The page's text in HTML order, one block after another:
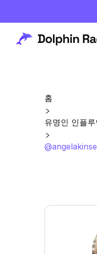
홈
유명인 인플루